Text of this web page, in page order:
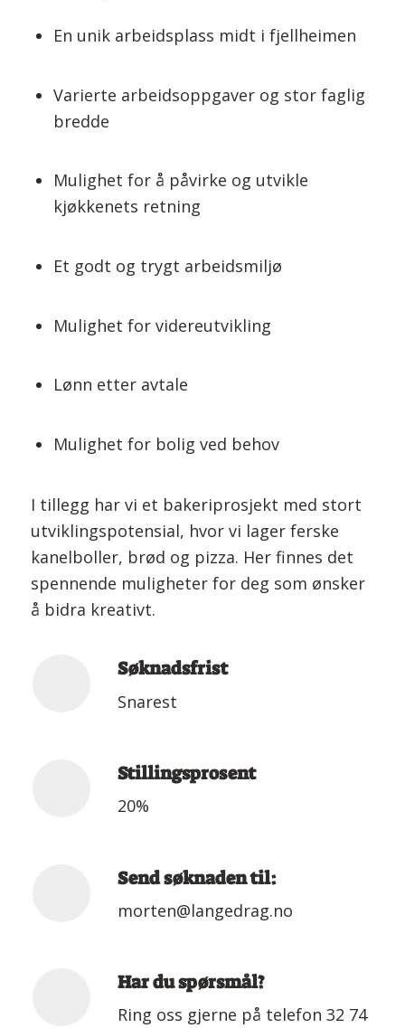
En unik arbeidsplass midt i fjellheimen
Varierte arbeidsoppgaver og stor faglig
bredde
Mulighet for å påvirke og utvikle
kjøkkenets retning
Et godt og trygt arbeidsmiljø
Mulighet for videreutvikling
Lønn etter avtale
Mulighet for bolig ved behov
I tillegg har vi et bakeriprosjekt med stort
utviklingspotensial, hvor vi lager ferske
kanelboller, brød og pizza. Her finnes det
spennende muligheter for deg som ønsker
å bidra kreativt.
Søknadsfrist
Snarest
Stillingsprosent
20%
Send søknaden til:
morten@langedrag.no
Har du spørsmål?
Ring oss gjerne på telefon 32 74